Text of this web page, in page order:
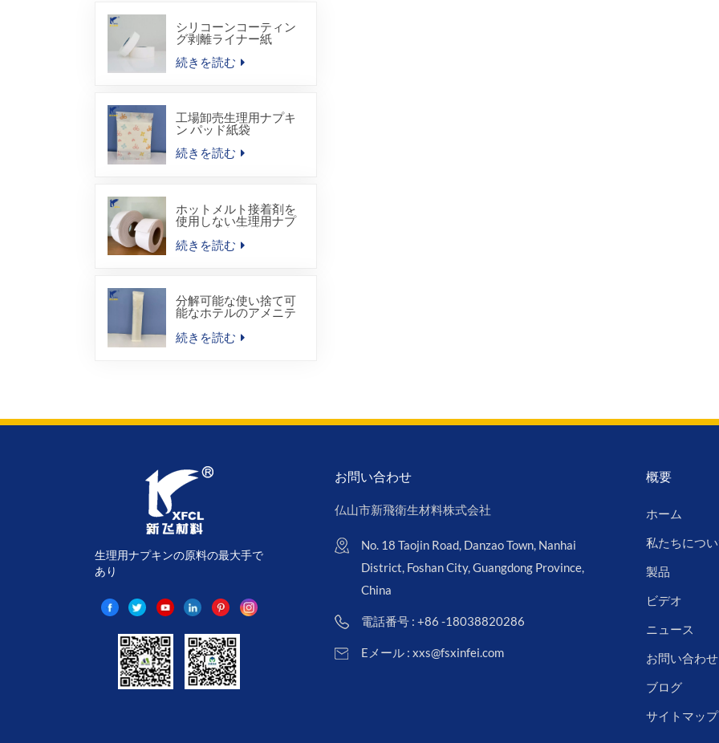
シリコーンコーティン
グ剥離ライナー紙
続きを読む
工場卸売生理用ナプキ
ン パッド紙袋
続きを読む
ホットメルト接着剤を
使用しない生理用ナプ
キン用吸収芯材
続きを読む
分解可能な使い捨て可
能なホテルのアメニテ
ィ キットのヒート シー
ル包装袋
続きを読む
生理用ナプキンの原料の最大手で
あり
お問い合わせ
仏山市新飛衛生材料株式会社
No. 18 Taojin Road, Danzao Town, Nanhai
District, Foshan City, Guangdong Province,
China
電話番号 : +86 -18038820286
Eメール : xxs@fsxinfei.com
概要
ホーム
私たちにつ
製品
ビデオ
ニュース
お問い合わせ
ブログ
サイトマップ